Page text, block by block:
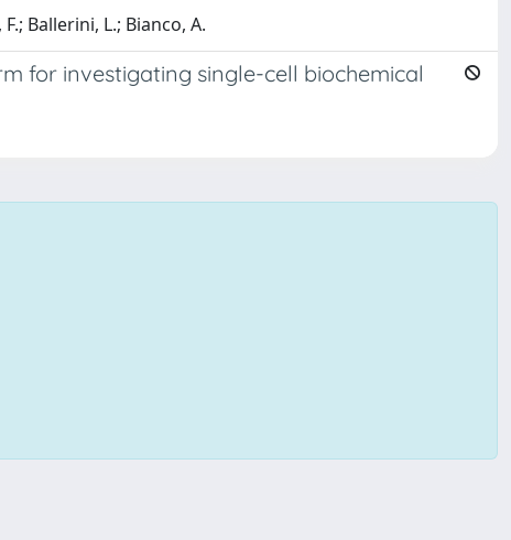
Ballerini, L.; Bianco, A.
for investigating single-cell biochemical